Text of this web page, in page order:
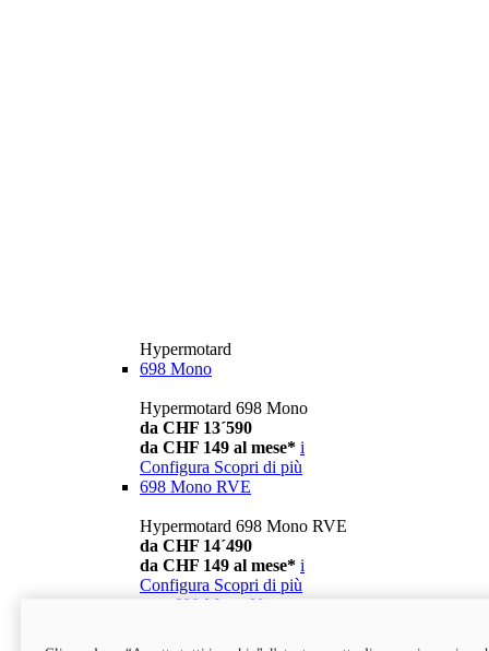
Hypermotard
698 Mono
Hypermotard 698 Mono
da CHF 13´590
da CHF 149 al mese* i
Configura Scopri di più
698 Mono RVE
Hypermotard 698 Mono RVE
da CHF 14´490
da CHF 149 al mese* i
Configura Scopri di più
698 Mono Nera
Hypermotard 698 Mono Nera